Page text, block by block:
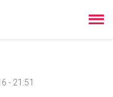
- 21:51